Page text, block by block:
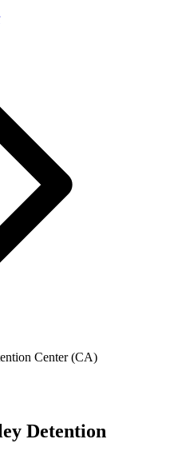
Center (CA)
Detention